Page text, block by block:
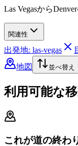
Las Vegasから
関連性
出発地: las-vegas
地図
並べ替え
利用可能な
これが道の終わ